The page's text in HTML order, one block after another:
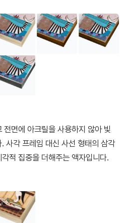
면에 아크릴을 사용하지 않아 빛
사각 프레임 대신 사선 형태의 삼각
적 집중을 더해주는 액자입니다.